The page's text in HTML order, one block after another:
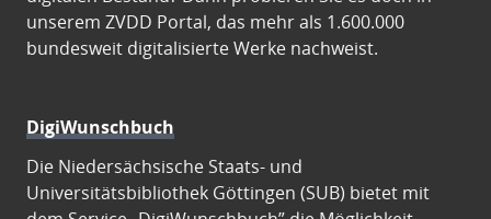
unserem ZVDD Portal, das mehr als 1.600.000
bundesweit digitalisierte Werke nachweist.
DigiWunschbuch
Die Niedersächsische Staats- und
Universitätsbibliothek Göttingen (SUB) bietet mit